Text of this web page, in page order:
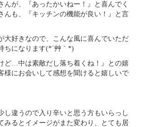
んが、『あったかいねー！』と喜んでく
んも、『キッチンの機能が良い！』と言
大好きなので、こんな風に喜んでいただ
ちになります(*´艸｀*)
ど…中は素敵だし落ち着くね！』との嬉
様にお会いして感想を聞けると嬉しいで
し違うので入り辛いと思う方もいらっし
みるとイメージがまた変わり、とても居